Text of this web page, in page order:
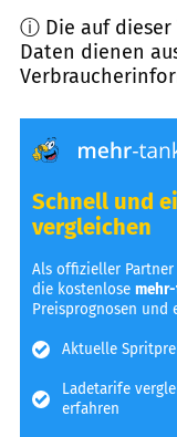
ⓘ Die auf dieser
Daten dienen
Schnell und
vergleichen
Als offizieller
die kostenlose
Preisprognosen und
Aktuelle
Ladetarife
erfahren